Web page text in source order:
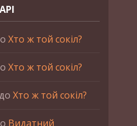
Хто ж той сокіл?
Хто ж той сокіл?
Хто ж той сокіл?
Видатний